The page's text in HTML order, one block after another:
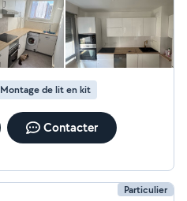
Montage de lit en kit
Contacter
Particulier